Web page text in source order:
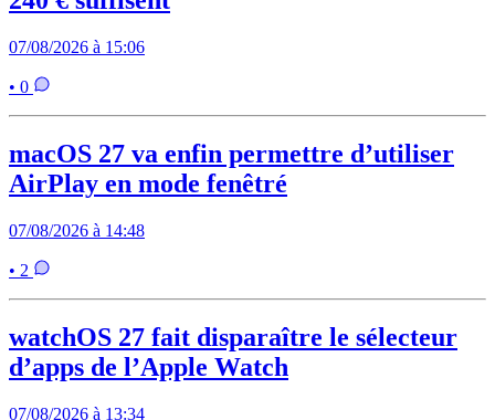
07/08/2026 à 15:06
• 0
macOS 27 va enfin permettre d’utiliser
AirPlay en mode fenêtré
07/08/2026 à 14:48
• 2
watchOS 27 fait disparaître le sélecteur
d’apps de l’Apple Watch
07/08/2026 à 13:34